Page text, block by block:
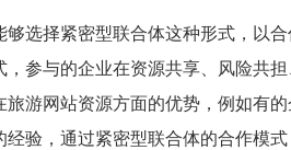
够选择紧密型联合体这种形式，以
，参与的企业在资源共享、风险共
旅游网站资源方面的优势，例如有
经验，通过紧密型联合体的合作模